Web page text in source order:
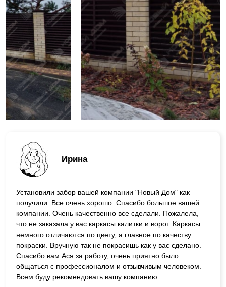
Ирина
Установили забор вашей компании "Новый Дом" как
получили. Все очень хорошо. Спасибо большое вашей
компании. Очень качественно все сделали. Пожалела,
что не заказала у вас каркасы калитки и ворот. Каркасы
немного отличаются по цвету, а главное по качеству
покраски. Вручную так не покрасишь как у вас сделано.
Спасибо вам Ася за работу, очень приятно было
общаться с профессионалом и отзывчивым человеком.
Всем буду рекомендовать вашу компанию.